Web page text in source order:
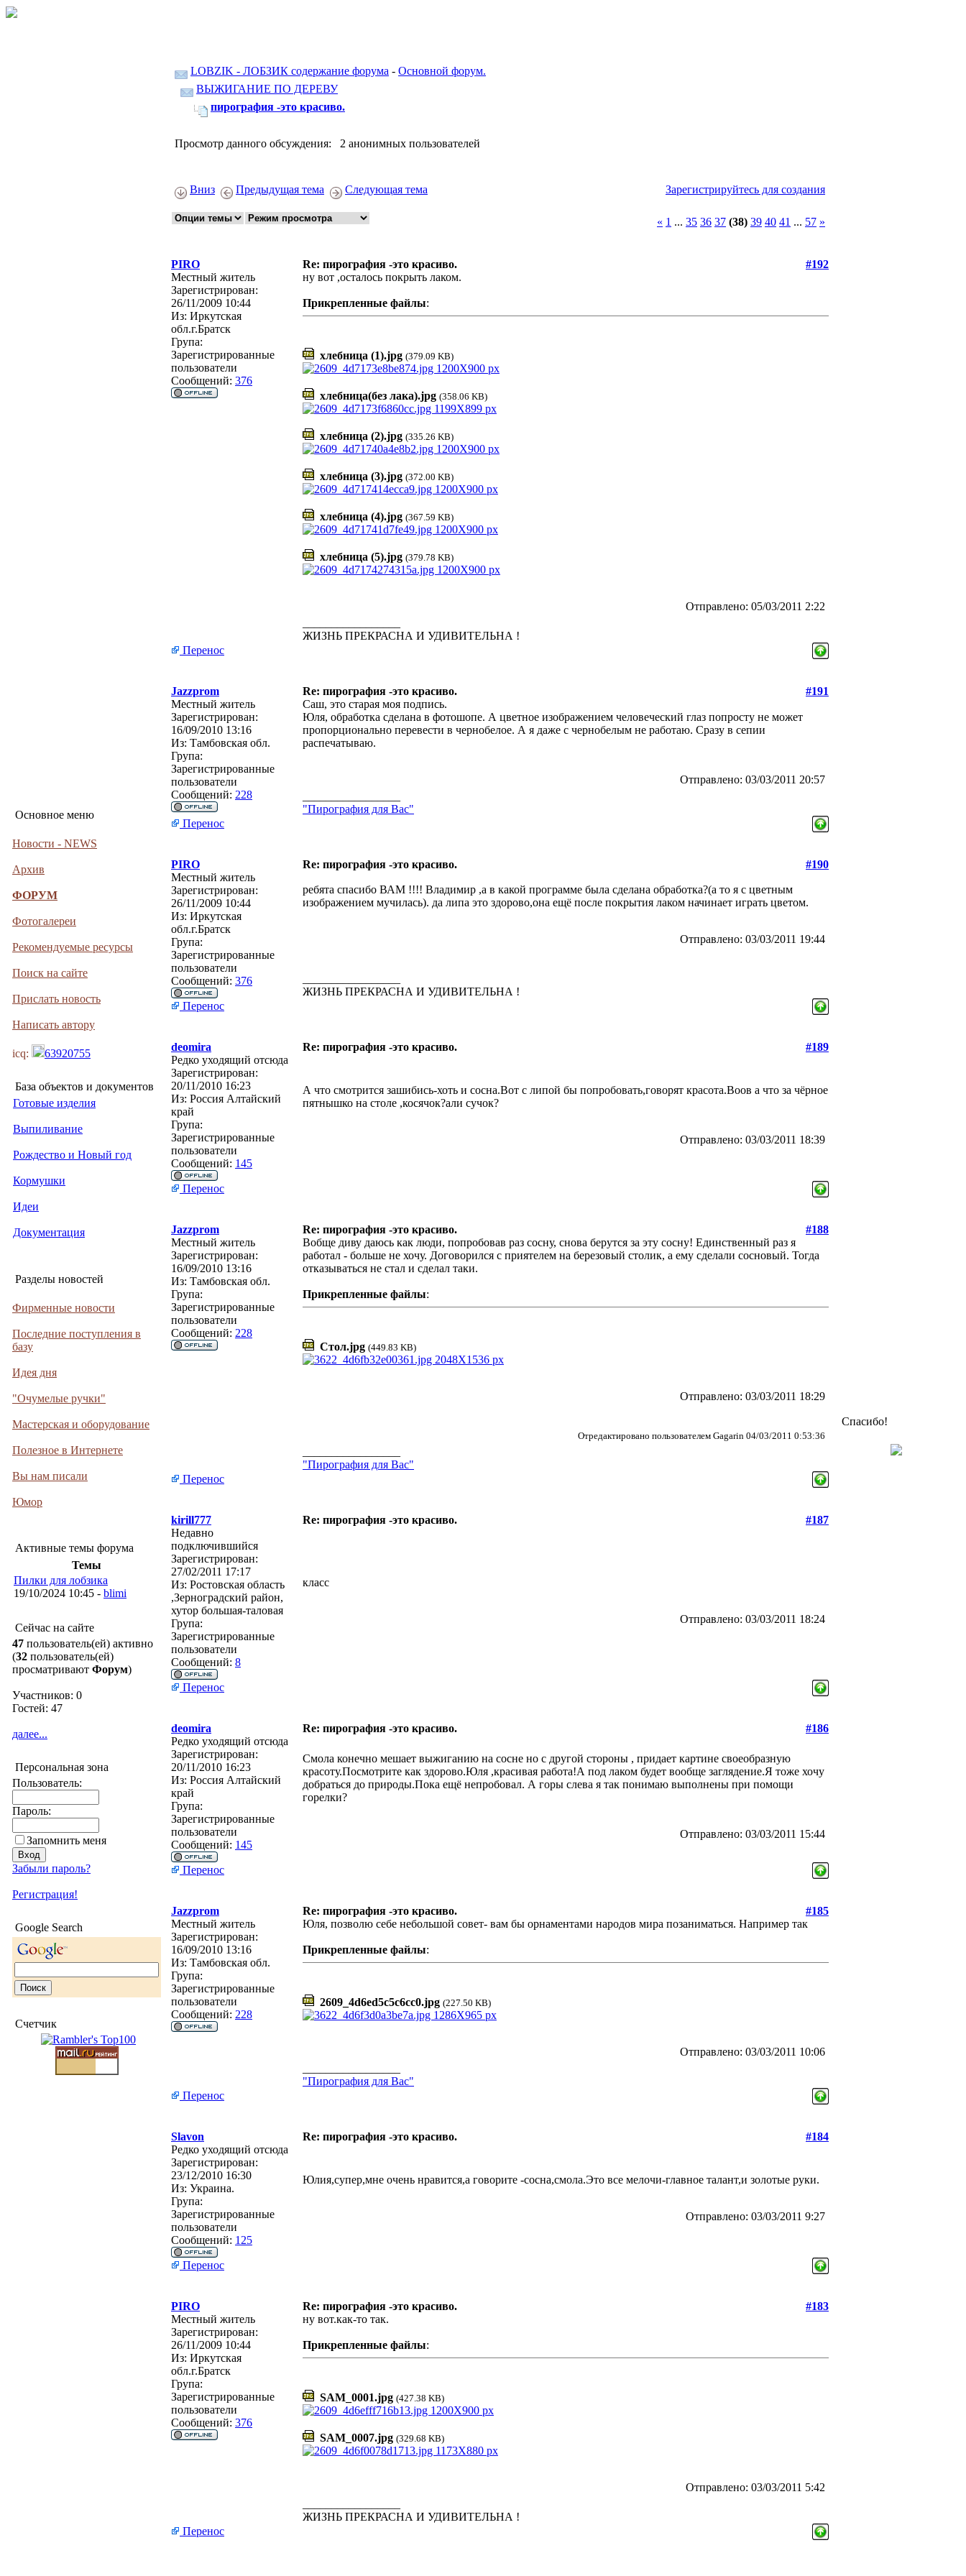
Основное меню
Новости - NEWS
Архив
ФОРУМ
Фотогалереи
Рекомендуемые ресурсы
Поиск на сайте
Прислать новость
Написать автору
icq: 63920755
База объектов и документов
Готовые изделия
Выпиливание
Рождество и Новый год
Кормушки
Идеи
Документация
Разделы новостей
Фирменные новости
Последние поступления в
базу
Идея дня
"Очумелые ручки"
Мастерская и оборудование
Полезное в Интернете
Вы нам писали
Юмор
Активные темы форума
Темы
Пилки для лобзика
19/10/2024 10:45 - blimi
Сейчас на сайте
47 пользователь(ей) активно
(32 пользователь(ей)
просматривают Форум)
Участников: 0
Гостей: 47
далее...
Персональная зона
Пользователь:
Пароль:
Запомнить меня
Забыли пароль?
Регистрация!
Google Search
Счетчик
LOBZIK - ЛОБЗИК содержание форума - Основной форум.
ВЫЖИГАНИЕ ПО ДЕРЕВУ
пирография -это красиво.
Просмотр данного обсуждения: 2 анонимных пользователей
Вниз Предыдущая тема Следующая тема Зарегистрируйтесь для создания
« 1 ... 35 36 37 (38) 39 40 41 ... 57 »
PIRO Re: пирография -это красиво.
#192
Местный житель
Зарегистрирован:
26/11/2009 10:44
Из: Иркутская
обл.г.Братск
Група:
Зарегистрированные
пользователи
Сообщений: 376
ну вот ,осталось покрыть лаком.
Прикрепленные файлы:
хлебница (1).jpg (379.09 KB)
хлебница(без лака).jpg (358.06 KB)
хлебница (2).jpg (335.26 KB)
хлебница (3).jpg (372.00 KB)
хлебница (4).jpg (367.59 KB)
хлебница (5).jpg (379.78 KB)
Отправлено: 05/03/2011 2:22
ЖИЗНЬ ПРЕКРАСНА И УДИВИТЕЛЬНА !
Перенос
Jazzprom Re: пирография -это красиво.
#191
Местный житель
Зарегистрирован:
16/09/2010 13:16
Из: Тамбовская обл.
Група:
Зарегистрированные
пользователи
Сообщений: 228
Саш, это старая моя подпись.
Юля, обработка сделана в фотошопе. А цветное изображением человеческий глаз попросту не может
пропорционально перевести в чернобелое. А я даже с чернобелым не работаю. Сразу в сепии
распечатываю.
Отправлено: 03/03/2011 20:57
"Пирография для Вас"
Перенос
PIRO Re: пирография -это красиво.
#190
Местный житель
Зарегистрирован:
26/11/2009 10:44
Из: Иркутская
обл.г.Братск
Група:
Зарегистрированные
пользователи
Сообщений: 376
ребята спасибо ВАМ !!!! Владимир ,а в какой программе была сделана обработка?(а то я с цветным
изображением мучилась). да липа это здорово,она ещё после покрытия лаком начинает играть цветом.
Отправлено: 03/03/2011 19:44
ЖИЗНЬ ПРЕКРАСНА И УДИВИТЕЛЬНА !
Перенос
deomira Re: пирография -это красиво.
#189
Редко уходящий отсюда
Зарегистрирован:
20/11/2010 16:23
Из: Россия Алтайский
край
Група:
Зарегистрированные
пользователи
Сообщений: 145
А что смотрится зашибись-хоть и сосна.Вот с липой бы попробовать,говорят красота.Воов а что за чёрное
пятнышко на столе ,косячок?али сучок?
Отправлено: 03/03/2011 18:39
Перенос
Jazzprom Re: пирография -это красиво.
#188
Местный житель
Зарегистрирован:
16/09/2010 13:16
Из: Тамбовская обл.
Група:
Зарегистрированные
пользователи
Сообщений: 228
Вобще диву даюсь как люди, попробовав раз сосну, снова берутся за эту сосну! Единственный раз я
работал - больше не хочу. Договорился с приятелем на березовый столик, а ему сделали сосновый. Тогда
отказываться не стал и сделал таки.
Прикрепленные файлы:
Стол.jpg (449.83 KB)
Отправлено: 03/03/2011 18:29
Отредактировано пользователем Gagarin 04/03/2011 0:53:36
"Пирография для Вас"
Перенос
kirill777 Re: пирография -это красиво.
#187
Недавно
подключившийся
Зарегистрирован:
27/02/2011 17:17
Из: Ростовская область
,Зерноградский район,
хутор большая-таловая
Група:
Зарегистрированные
пользователи
Сообщений: 8
класс
Отправлено: 03/03/2011 18:24
Перенос
deomira Re: пирография -это красиво.
#186
Редко уходящий отсюда
Зарегистрирован:
20/11/2010 16:23
Из: Россия Алтайский
край
Група:
Зарегистрированные
пользователи
Сообщений: 145
Смола конечно мешает выжиганию на сосне но с другой стороны , придает картине своеобразную
красоту.Посмотрите как здорово.Юля ,красивая работа!А под лаком будет вообще заглядение.Я тоже хочу
добраться до природы.Пока ещё непробовал. А горы слева я так понимаю выполнены при помощи
горелки?
Отправлено: 03/03/2011 15:44
Перенос
Jazzprom Re: пирография -это красиво.
#185
Местный житель
Зарегистрирован:
16/09/2010 13:16
Из: Тамбовская обл.
Група:
Зарегистрированные
пользователи
Сообщений: 228
Юля, позволю себе небольшой совет- вам бы орнаментами народов мира позаниматься. Например так
Прикрепленные файлы:
2609_4d6ed5c5c6cc0.jpg (227.50 KB)
Отправлено: 03/03/2011 10:06
"Пирография для Вас"
Перенос
Slavon Re: пирография -это красиво.
#184
Редко уходящий отсюда
Зарегистрирован:
23/12/2010 16:30
Из: Украина.
Група:
Зарегистрированные
пользователи
Сообщений: 125
Юлия,супер,мне очень нравится,а говорите -сосна,смола.Это все мелочи-главное талант,и золотые руки.
Отправлено: 03/03/2011 9:27
Перенос
PIRO Re: пирография -это красиво.
#183
Местный житель
Зарегистрирован:
26/11/2009 10:44
Из: Иркутская
обл.г.Братск
Група:
Зарегистрированные
пользователи
Сообщений: 376
ну вот.как-то так.
Прикрепленные файлы:
SAM_0001.jpg (427.38 KB)
SAM_0007.jpg (329.68 KB)
Отправлено: 03/03/2011 5:42
ЖИЗНЬ ПРЕКРАСНА И УДИВИТЕЛЬНА !
Перенос
Спасибо!